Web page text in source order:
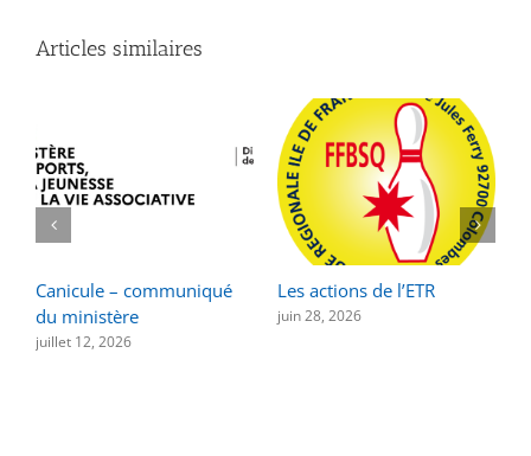
Articles similaires
Canicule – communiqué
du ministère
juillet 12, 2026
Les actions de l’ETR
juin 28, 2026